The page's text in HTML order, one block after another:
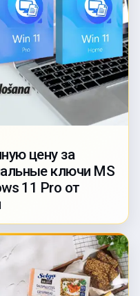
цену за
ключи MS
11 Pro от